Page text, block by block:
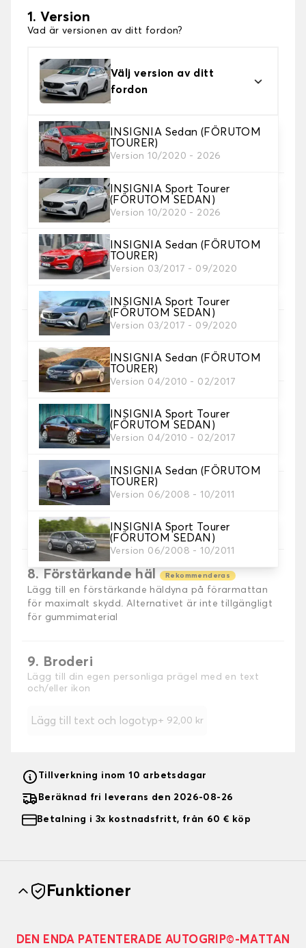
1. Version
Vad är versionen av ditt fordon?
Välj version av ditt
fordon
INSIGNIA Sedan (FÖRUTOM
TOURER)
Version 10/2020 - 2026
INSIGNIA Sport Tourer
(FÖRUTOM SEDAN)
Version 10/2020 - 2026
INSIGNIA Sedan (FÖRUTOM
TOURER)
Version 03/2017 - 09/2020
INSIGNIA Sport Tourer
(FÖRUTOM SEDAN)
Version 03/2017 - 09/2020
INSIGNIA Sedan (FÖRUTOM
TOURER)
Version 04/2010 - 02/2017
INSIGNIA Sport Tourer
(FÖRUTOM SEDAN)
Version 04/2010 - 02/2017
INSIGNIA Sedan (FÖRUTOM
TOURER)
Version 06/2008 - 10/2011
INSIGNIA Sport Tourer
(FÖRUTOM SEDAN)
Version 06/2008 - 10/2011
2. Material
Välj material för din bilmatta.
3. uppsättning av mattor
Välj det antal bilmattor du behöver.
4. Färger på mattor
Välj färg på din matta bil.
5. Sömmar material
Välj material för sömmar.
6. Färg på sömmar
Välj färg på sömmar.
7. Autogrip halkfri®
fästanordning för optimalt grepp.
8. Förstärkande häl Rekommenderas
Lägg till en förstärkande häldyna på förarmattan
för maximalt skydd. Alternativet är inte tillgängligt
för gummimaterial
9. Broderi
Lägg till din egen personliga prägel med en text
och/eller ikon
Lägg till text och logotyp+ 92,00 kr
Tillverkning inom 10 arbetsdagar
Beräknad fri leverans den 2026-08-26
Betalning i 3x kostnadsfritt, från 60 € köp
Funktioner
DEN ENDA PATENTERADE AUTOGRIP©-MATTAN